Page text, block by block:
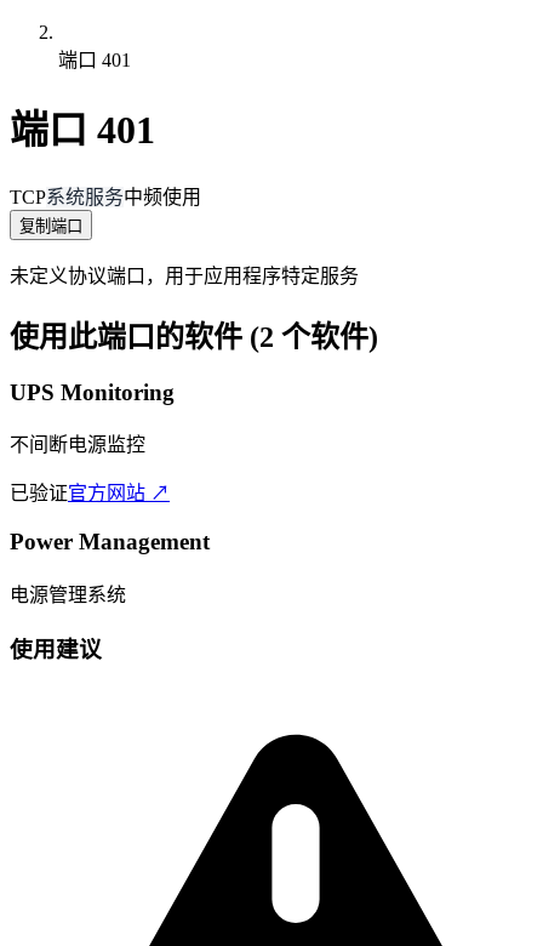
端口 401
端口 401
TCP系统服务中频使用
复制端口
未定义协议端口，用于应用程序特定服务
使用此端口的软件 (2 个软件)
UPS Monitoring
不间断电源监控
已验证官方网站 ↗
Power Management
电源管理系统
使用建议